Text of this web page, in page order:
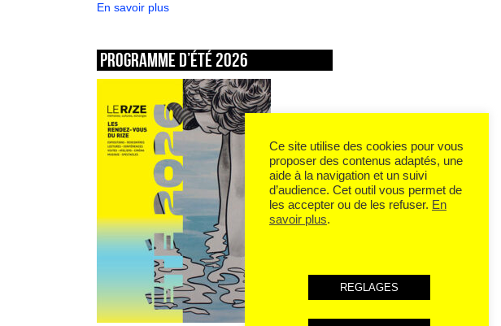
En savoir plus
Programme d’été 2026
Ce site utilise des cookies pour vous
proposer des contenus adaptés, une
aide à la navigation et un suivi
d’audience. Cet outil vous permet de
les accepter ou de les refuser. En
savoir plus.
REGLAGES